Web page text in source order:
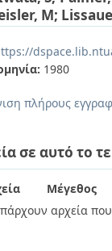
M;
1980
πλήρους
σε αυτό το
Μέγεθος
αρχεία που